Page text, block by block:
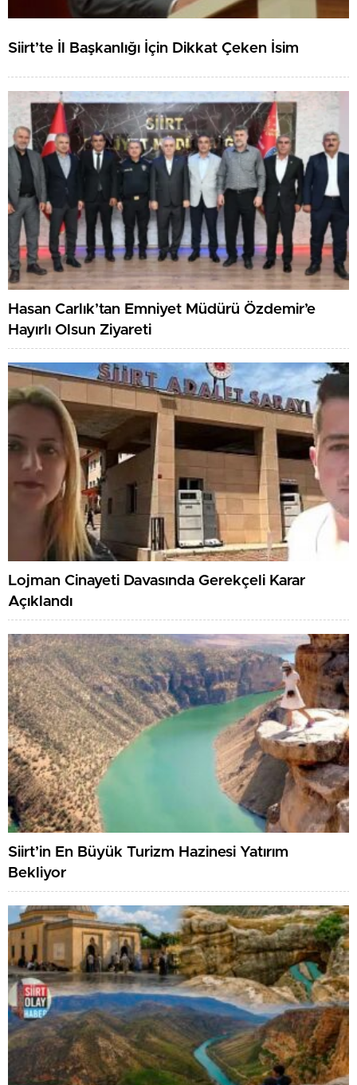
Siirt’te İl Başkanlığı İçin Dikkat Çeken İsim
Hasan Carlık’tan Emniyet Müdürü Özdemir’e
Hayırlı Olsun Ziyareti
Lojman Cinayeti Davasında Gerekçeli Karar
Açıklandı
Siirt’in En Büyük Turizm Hazinesi Yatırım
Bekliyor